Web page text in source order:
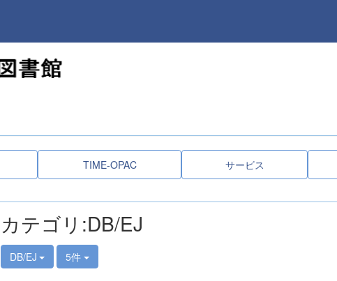
TIME-OPAC サービス
カテゴリ:DB/EJ
DB/EJ 5件